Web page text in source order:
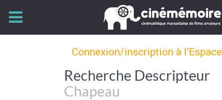
Connexion/inscription à
Recherche Descripteur
Chapeau